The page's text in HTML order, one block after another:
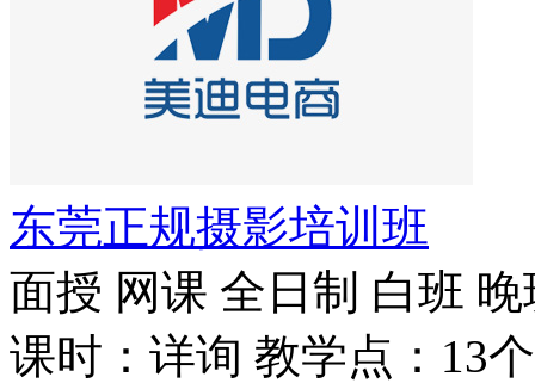
东莞正规摄影培训班
面授 网课 全日制 白班 晚
课时：详询 教学点：13个